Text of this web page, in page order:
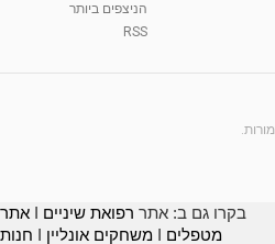
הניצפים ביותר
RSS
בקרו גם ב: אתר רפואת שיניים
אתר
מטפלים
משחקים אונליין חנות